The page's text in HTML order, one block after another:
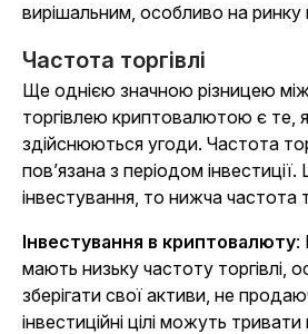
вирішальним, особливо на
Частота торгівлі
Ще однією значною різницею між
торгівлею криптовалютою є те,
здійснюються угоди. Частота
пов’язана з періодом
інвестування, то нижча частота
Інвестування в криптовалюту:
мають низьку частоту торгівлі,
зберігати свої активи, не
інвестиційні цілі можуть тривати